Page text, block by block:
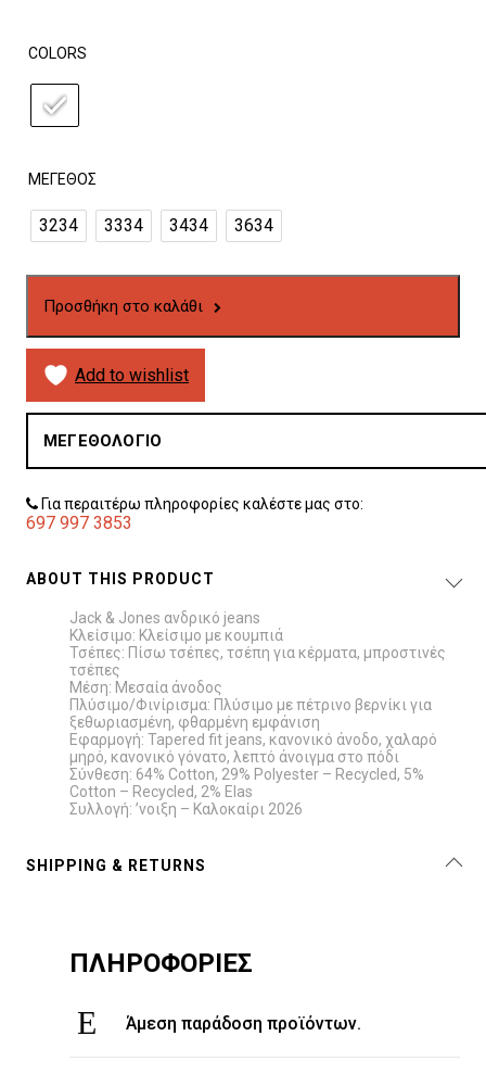
COLORS
ΜΈΓΕΘΟΣ
3234 3334 3434 3634
Προσθήκη στο καλάθι
Add to wishlist
ΜΕΓΕΘΟΛΌΓΙΟ
Για περαιτέρω πληροφορίες καλέστε μας στο:
697 997 3853
ABOUT THIS PRODUCT
Jack & Jones ανδρικό jeans
Κλείσιμο: Κλείσιμο με κουμπιά
Τσέπες: Πίσω τσέπες, τσέπη για κέρματα, μπροστινές
τσέπες
Μέση: Μεσαία άνοδος
Πλύσιμο/Φινίρισμα: Πλύσιμο με πέτρινο βερνίκι για
ξεθωριασμένη, φθαρμένη εμφάνιση
Εφαρμογή: Tapered fit jeans, κανονικό άνοδο, χαλαρό
μηρό, κανονικό γόνατο, λεπτό άνοιγμα στο πόδι
Σύνθεση: 64% Cotton, 29% Polyester – Recycled, 5%
Cotton – Recycled, 2% Elas
Συλλογή: ’νοιξη – Καλοκαίρι 2026
SHIPPING & RETURNS
ΠΛΗΡΟΦΟΡΙΕΣ
Άμεση παράδοση προϊόντων.